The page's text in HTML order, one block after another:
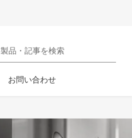
Opens in a new window
お問い合わせ
製品・記事を検索